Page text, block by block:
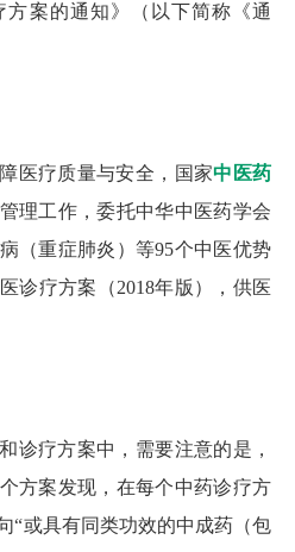
案的通知》（以下简称《通
医疗质量与安全，国家中医药
理工作，委托中华中医药学会
（重症肺炎）等95个中医优势
诊疗方案（2018年版），供医
诊疗方案中，需要注意的是，
方案发现，在每个中药诊疗方
“或具有同类功效的中成药（包